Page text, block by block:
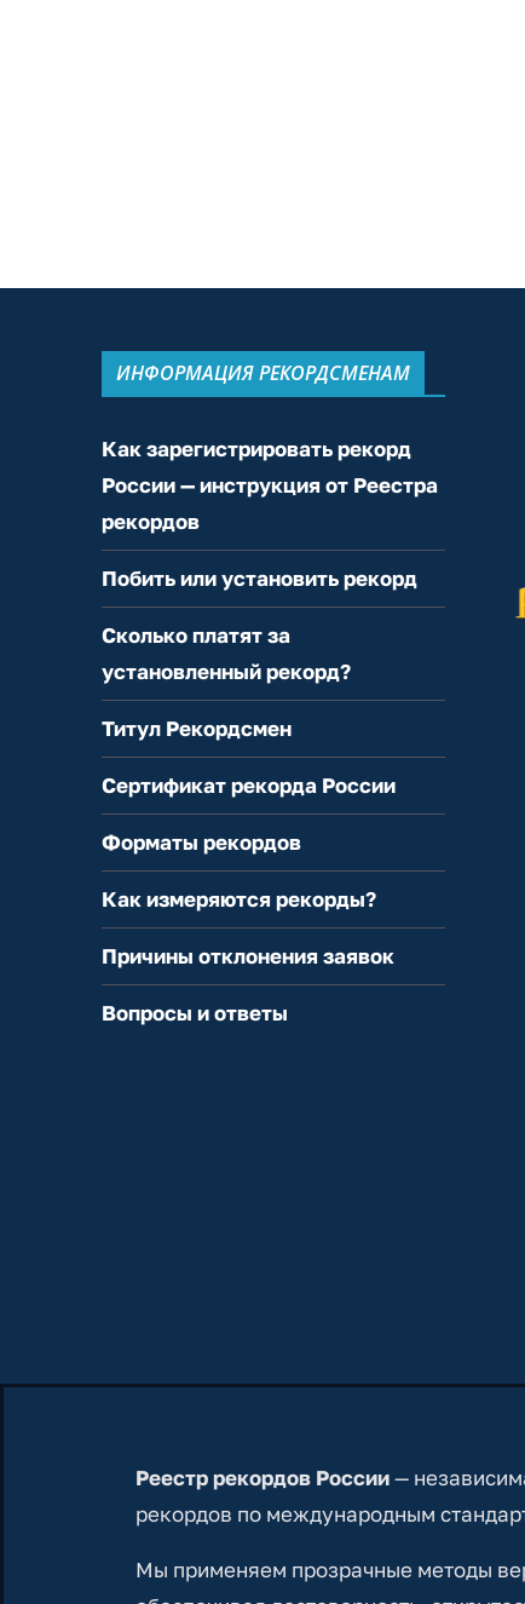
ИНФОРМАЦИЯ РЕКОРДСМЕНАМ
Как зарегистрировать рекорд
России — инструкция от Реестра
рекордов
Побить или установить рекорд
Сколько платят за
установленный рекорд?
Титул Рекордсмен
Сертификат рекорда России
Форматы рекордов
Как измеряются рекорды?
Причины отклонения заявок
Вопросы и ответы
Реестр рекордов России—
рекордов по международным
Мы применяем прозрачные методы